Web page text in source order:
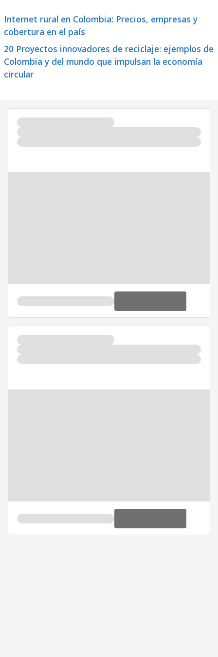
Internet rural en Colombia: Precios, empresas y
cobertura en el país
20 Proyectos innovadores de reciclaje: ejemplos de
Colombia y del mundo que impulsan la economía
circular